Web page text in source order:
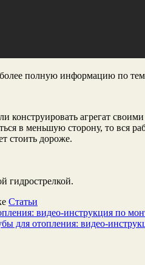
полную информацию по
конструировать агрегат
в меньшую сторону, то вся
стоить дороже.
гидрострелкой.
Статьи
видео-инструкция по
для отопления: видео-